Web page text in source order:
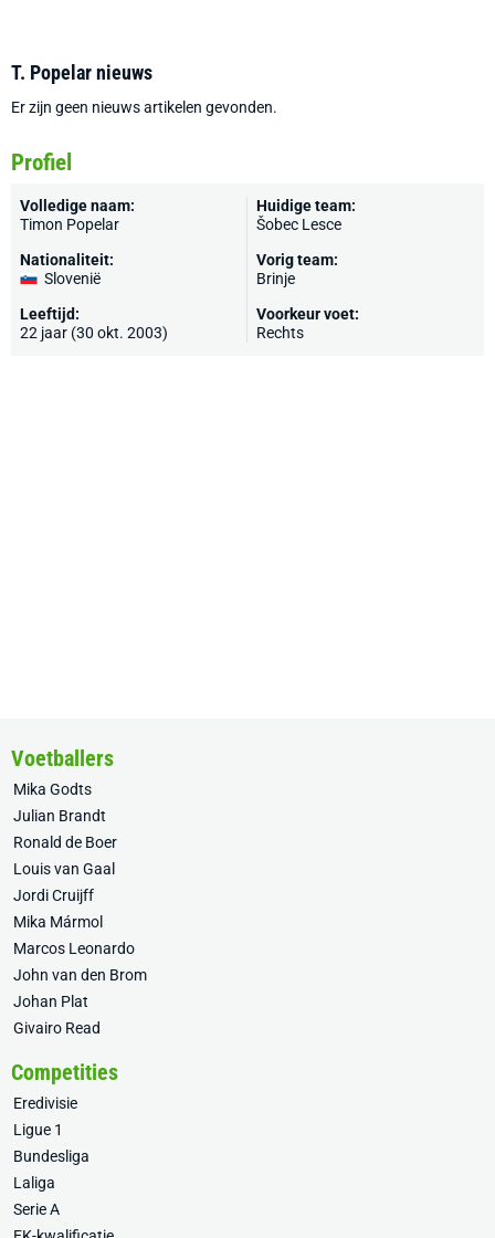
T. Popelar nieuws
Er zijn geen nieuws artikelen gevonden.
Profiel
Volledige naam:
Timon Popelar
Nationaliteit:
Slovenië
Leeftijd:
22 jaar (30 okt. 2003)
Huidige team:
Šobec Lesce
Vorig team:
Brinje
Voorkeur voet:
Rechts
Voetballers
Mika Godts
Julian Brandt
Ronald de Boer
Louis van Gaal
Jordi Cruijff
Mika Mármol
Marcos Leonardo
John van den Brom
Johan Plat
Givairo Read
Competities
Eredivisie
Ligue 1
Bundesliga
Laliga
Serie A